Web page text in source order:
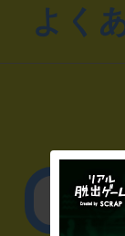
よく
公